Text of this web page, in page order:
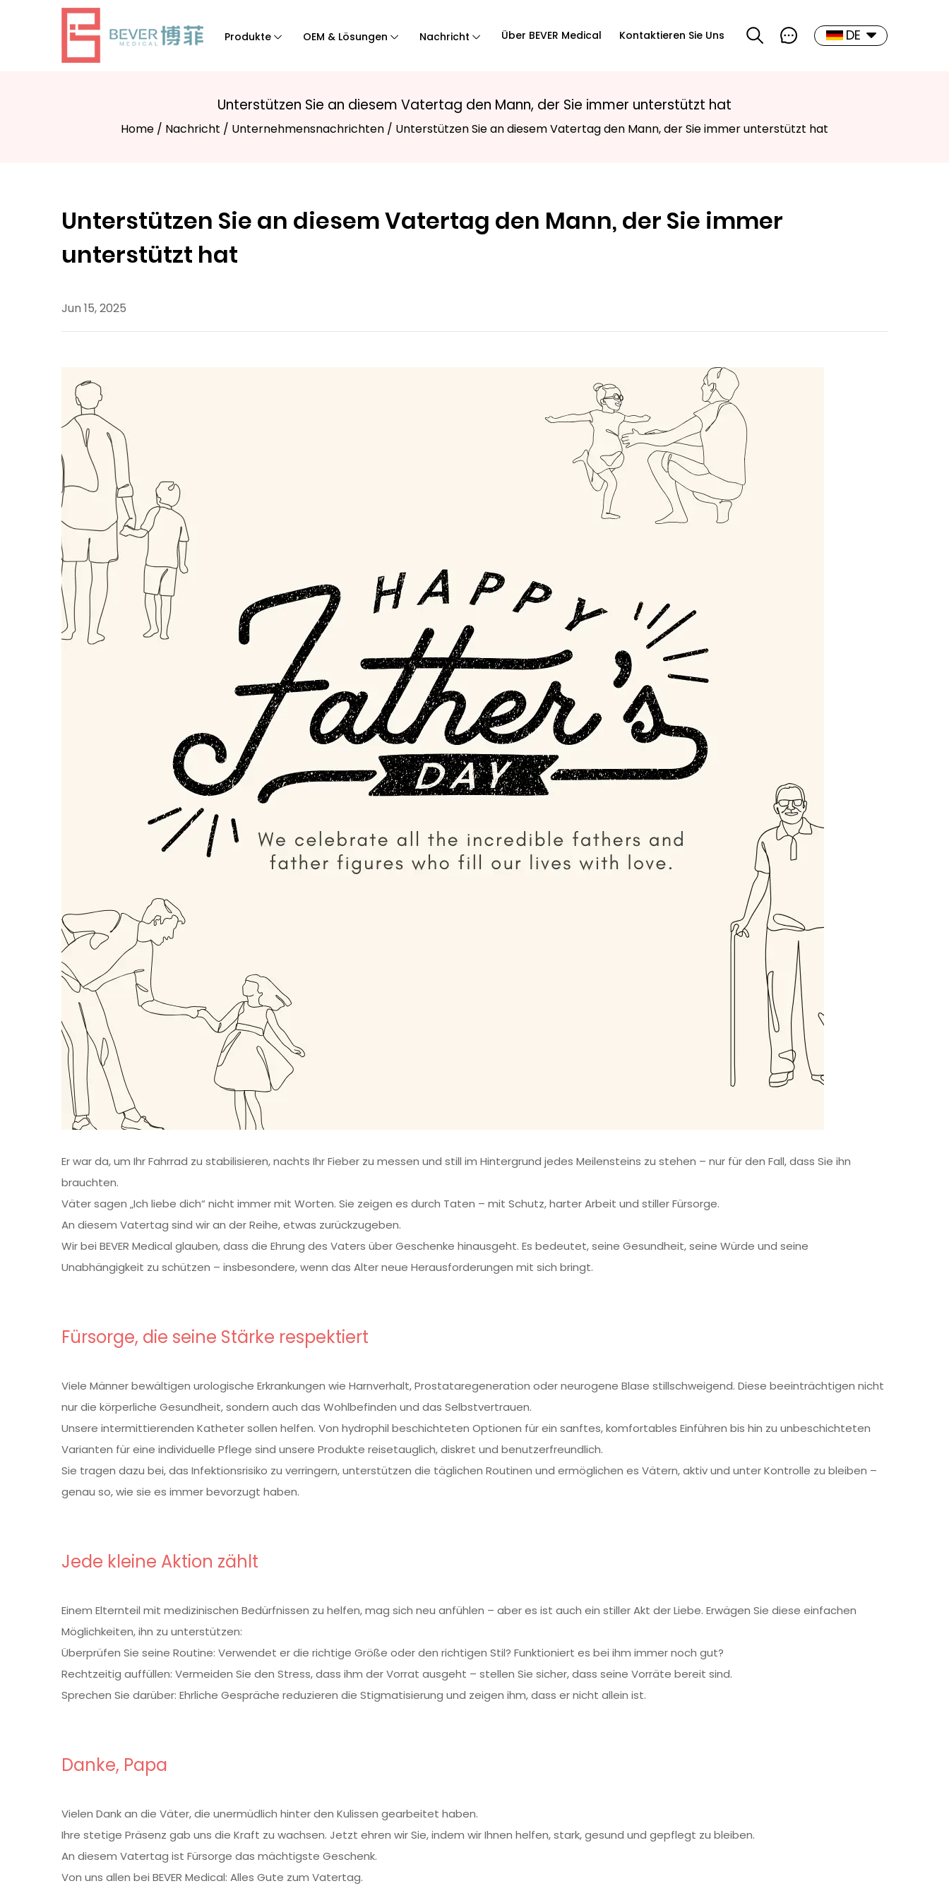
Speisekarte
OEM & Lösungen
Über BEVER Medical
Kontaktieren Sie uns
Produkte OEM & Lösungen Nachricht Über BEVER Medical Kontaktieren Sie Uns DE
Unterstützen Sie an diesem Vatertag den Mann, der Sie immer unterstützt hat
Home / Nachricht / Unternehmensnachrichten / Unterstützen Sie an diesem Vatertag den Mann, der Sie immer unterstützt hat
Unterstützen Sie an diesem Vatertag den Mann, der Sie immer
unterstützt hat
Jun 15, 2025
Er war da, um Ihr Fahrrad zu stabilisieren, nachts Ihr Fieber zu messen und still im Hintergrund jedes Meilensteins zu stehen – nur für den Fall, dass Sie ihn
brauchten.
Väter sagen „Ich liebe dich“ nicht immer mit Worten. Sie zeigen es durch Taten – mit Schutz, harter Arbeit und stiller Fürsorge.
An diesem Vatertag sind wir an der Reihe, etwas zurückzugeben.
Wir bei BEVER Medical glauben, dass die Ehrung des Vaters über Geschenke hinausgeht. Es bedeutet, seine Gesundheit, seine Würde und seine
Unabhängigkeit zu schützen – insbesondere, wenn das Alter neue Herausforderungen mit sich bringt.
Fürsorge, die seine Stärke respektiert
Viele Männer bewältigen urologische Erkrankungen wie Harnverhalt, Prostataregeneration oder neurogene Blase stillschweigend. Diese beeinträchtigen nicht
nur die körperliche Gesundheit, sondern auch das Wohlbefinden und das Selbstvertrauen.
Unsere intermittierenden Katheter sollen helfen. Von hydrophil beschichteten Optionen für ein sanftes, komfortables Einführen bis hin zu unbeschichteten
Varianten für eine individuelle Pflege sind unsere Produkte reisetauglich, diskret und benutzerfreundlich.
Sie tragen dazu bei, das Infektionsrisiko zu verringern, unterstützen die täglichen Routinen und ermöglichen es Vätern, aktiv und unter Kontrolle zu bleiben –
genau so, wie sie es immer bevorzugt haben.
Jede kleine Aktion zählt
Einem Elternteil mit medizinischen Bedürfnissen zu helfen, mag sich neu anfühlen – aber es ist auch ein stiller Akt der Liebe. Erwägen Sie diese einfachen
Möglichkeiten, ihn zu unterstützen:
Überprüfen Sie seine Routine: Verwendet er die richtige Größe oder den richtigen Stil? Funktioniert es bei ihm immer noch gut?
Rechtzeitig auffüllen: Vermeiden Sie den Stress, dass ihm der Vorrat ausgeht – stellen Sie sicher, dass seine Vorräte bereit sind.
Sprechen Sie darüber: Ehrliche Gespräche reduzieren die Stigmatisierung und zeigen ihm, dass er nicht allein ist.
Danke, Papa
Vielen Dank an die Väter, die unermüdlich hinter den Kulissen gearbeitet haben.
Ihre stetige Präsenz gab uns die Kraft zu wachsen. Jetzt ehren wir Sie, indem wir Ihnen helfen, stark, gesund und gepflegt zu bleiben.
An diesem Vatertag ist Fürsorge das mächtigste Geschenk.
Von uns allen bei BEVER Medical: Alles Gute zum Vatertag.